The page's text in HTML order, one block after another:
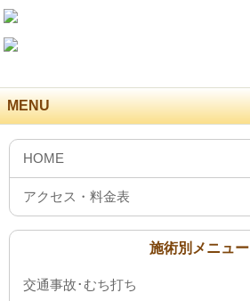
MENU
施術別メニュー
交通事故･むち打ち